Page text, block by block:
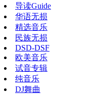
导读Guide
华语无损
精选音乐
民族无损
DSD-DSF
欧美音乐
试音专辑
纯音乐
DJ舞曲